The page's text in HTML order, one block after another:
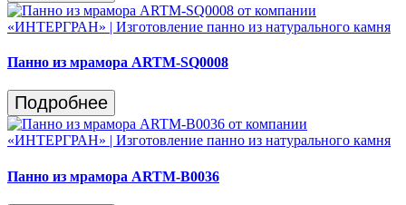
Панно из мрамора ARTM-SQ0008
Подробнее
Панно из мрамора ARTM-B0036